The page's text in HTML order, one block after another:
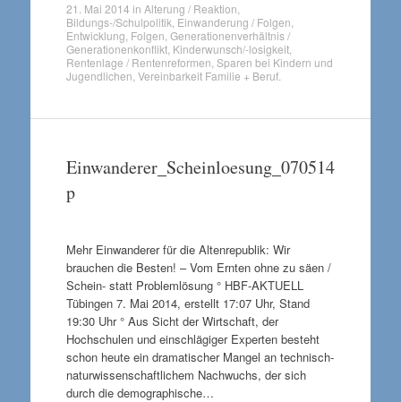
21. Mai 2014 in Alterung / Reaktion
Bildungs-/Schulpolitik Einwanderung / Folgen
Entwicklung Folgen Generationenverhältnis /
Generationenkonflikt, Kinderwunsch/-losigkeit,
Rentenlage / Rentenreformen Sparen bei Kindern und
Jugendlichen Vereinbarkeit Familie + Beruf.
Einwanderer_Scheinloesung_070514
p
Mehr Einwanderer für die Altenrepublik: Wir
brauchen die Besten! – Vom Ernten ohne zu säen /
Schein- statt Problemlösung ° HBF-AKTUELL
Tübingen 7. Mai 2014, erstellt 17:07 Uhr, Stand
19:30 Uhr ° Aus Sicht der Wirtschaft, der
Hochschulen und einschlägiger Experten besteht
schon heute ein dramatischer Mangel an technisch-
naturwissenschaftlichem Nachwuchs, der sich
durch die demographische…